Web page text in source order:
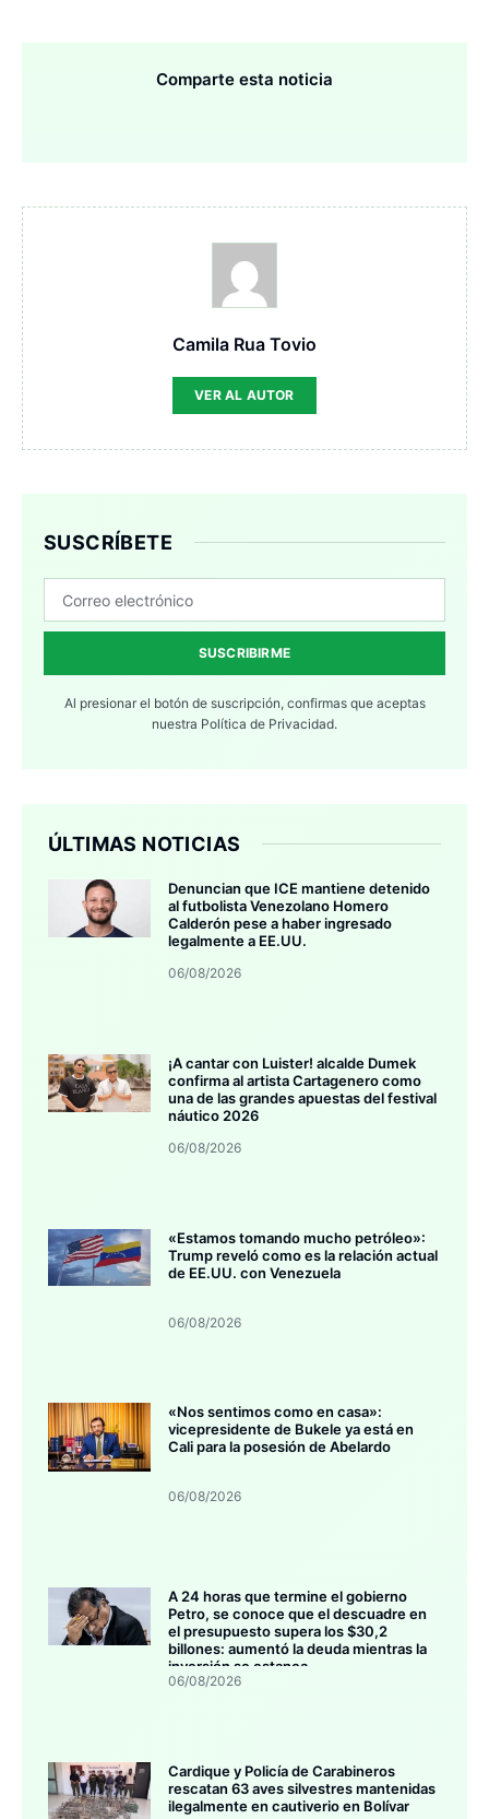
Comparte esta noticia
Camila Rua Tovio
VER AL AUTOR
SUSCRÍBETE
SUSCRIBIRME
Al presionar el botón de suscripción, confirmas que aceptas
nuestra Política de Privacidad.
ÚLTIMAS NOTICIAS
Denuncian que ICE mantiene detenido
al futbolista Venezolano Homero
Calderón pese a haber ingresado
legalmente a EE.UU.
06/08/2026
¡A cantar con Luister! alcalde Dumek
confirma al artista Cartagenero como
una de las grandes apuestas del festival
náutico 2026
06/08/2026
«Estamos tomando mucho petróleo»:
Trump reveló como es la relación actual
de EE.UU. con Venezuela
06/08/2026
«Nos sentimos como en casa»:
vicepresidente de Bukele ya está en
Cali para la posesión de Abelardo
06/08/2026
A 24 horas que termine el gobierno
Petro, se conoce que el descuadre en
el presupuesto supera los $30,2
billones: aumentó la deuda mientras la
inversión se estanca
06/08/2026
Cardique y Policía de Carabineros
rescatan 63 aves silvestres mantenidas
ilegalmente en cautiverio en Bolívar